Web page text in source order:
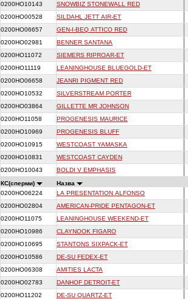
0200HO10143
SNOWBIZ STONEWALL RED
0200HO00528
SILDAHL JETT AIR-ET
0200HO06657
GEN-I-BEQ ATTICO RED
0200HO02981
BENNER SANTANA
0200HO11072
SIEMERS RIPROAR-ET
0200HO11119
LEANINGHOUSE BLUEGOLD-ET
0200HO06658
JEANRI PIGMENT RED
0200HO10532
SILVERSTREAM PORTER
0200HO03864
GILLETTE MR JOHNSON
0200HO11058
PROGENESIS MAURICE
0200HO10969
PROGENESIS BLUFF
0200HO10915
WESTCOAST YAMASKA
0200HO10831
WESTCOAST CAYDEN
0200HO10043
BOLDI V EMPHASIS
КС(сперми)
Назва
0200HO06224
LA PRESENTATION ALFONSO
0200HO02804
AMERICAN-PRIDE PENTAGON-ET
0200HO11075
LEANINGHOUSE WEEKEND-ET
0200HO10986
CLAYNOOK FIGARO
0200HO10695
STANTONS SIXPACK-ET
0200HO10586
DE-SU FEDEX-ET
0200HO06308
AMITIES LACTA
0200HO02783
DANHOF DETROIT-ET
0200HO11202
DE-SU QUARTZ-ET